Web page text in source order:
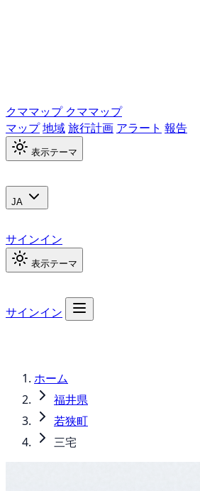
クママップ クママップ
マップ地域旅行計画 アラート 報告
表示テーマ
JA
サインイン
表示テーマ
サインイン
ホーム
福井県
若狭町
三宅